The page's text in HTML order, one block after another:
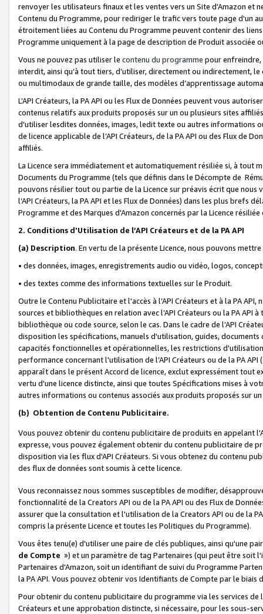
renvoyer les utilisateurs finaux et les ventes vers un Site d'Amazon et
Contenu du Programme, pour rediriger le trafic vers toute page d'un
étroitement liées au Contenu du Programme peuvent contenir des
Programme uniquement à la page de description de Produit associée
Vous ne pouvez pas utiliser le contenu du programme pour
interdit, ainsi qu’à tout tiers, d’utiliser, directement ou indirectement,
ou multimodaux de grande taille, des modèles d’apprentissage
L’API Créateurs, la PA API ou les Flux de Données peuvent vous
contenus relatifs aux produits proposés sur un ou plusieurs sites
d'utiliser lesdites données, images, ledit texte ou autres informations
de licence applicable de l’API Créateurs, de la PA API ou des Flux de
affiliés.
La Licence sera immédiatement et automatiquement résiliée si, à
Documents du Programme (tels que définis dans le Décompte de
pouvons résilier tout ou partie de la Licence sur préavis écrit que
l’API Créateurs, la PA API et les Flux de Données) dans les plus
Programme et des Marques d'Amazon concernés par la Licence
2. Conditions d'Utilisation de l’API Créateurs et de la PA API
(a) Description. En vertu de la présente Licence, nous pouvons
• des données, images, enregistrements audio ou vidéo, logos,
• des textes comme des informations textuelles sur le Produit.
Outre le Contenu Publicitaire et l'accès à l’API Créateurs et à la PA
sources et bibliothèques en relation avec l’API Créateurs ou la PA
bibliothèque ou code source, selon le cas. Dans le cadre de l’API
disposition les spécifications, manuels d'utilisation, guides,
capacités fonctionnelles et opérationnelles, les restrictions
performance concernant l'utilisation de l’API Créateurs ou de la PA
apparaît dans le présent Accord de licence, exclut expressément tout
vertu d'une licence distincte, ainsi que toutes Spécifications mises à
autres informations ou contenus associés aux produits proposés sur
(b) Obtention de Contenu Publicitaire.
Vous pouvez obtenir du contenu publicitaire de produits en appelant
expresse, vous pouvez également obtenir du contenu publicitaire de
disposition via les flux d'API Créateurs. Si vous obtenez du contenu
des flux de données sont soumis à cette licence.
Vous reconnaissez nous sommes susceptibles de modifier,
fonctionnalité de la Creators API ou de la PA API ou des Flux de
assurer que la consultation et l'utilisation de la Creators API ou de la
compris la présente Licence et toutes les Politiques du Programme).
Vous êtes tenu(e) d'utiliser une paire de clés publiques, ainsi qu'une
de Compte ») et un paramètre de tag Partenaires (qui peut être soit
Partenaires d'Amazon, soit un identifiant de suivi du Programme
la PA API. Vous pouvez obtenir vos Identifiants de Compte par le biais
Pour obtenir du contenu publicitaire du programme via les services
Créateurs et une approbation distincte, si nécessaire, pour les sous-